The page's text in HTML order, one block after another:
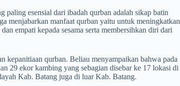
esensial dari ibadah qurban adalah sikap batin
menjabarkan manfaat qurban yaitu untuk meningkatkan
empati kepada sesama serta membersihkan diri dari
kepanitiaan qurban. Beliau menyampaikan bahwa pada
29 ekor kambing yang sebagian disebar ke 17 lokasi di
Kab. Batang juga di luar Kab. Batang.